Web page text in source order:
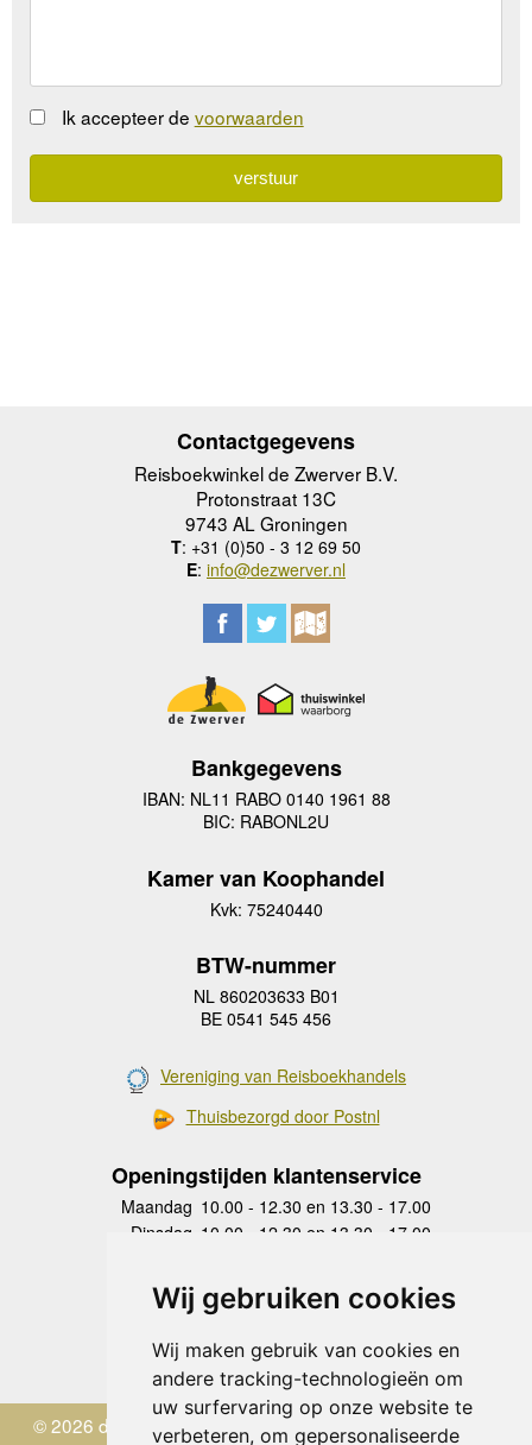
Wij gebruiken cookies
Wij maken gebruik van cookies en
andere tracking-technologieën om
uw surfervaring op onze website te
verbeteren, om gepersonaliseerde
Ik accepteer de voorwaarden
Contactgegevens
Reisboekwinkel de Zwerver B.V.
Protonstraat 13C
9743 AL Groningen
T: +31 (0)50 - 3 12 69 50
E: info@dezwerver.nl
Bankgegevens
IBAN: NL11 RABO 0140 1961 88
BIC: RABONL2U
Kamer van Koophandel
Kvk: 75240440
BTW-nummer
NL 860203633 B01
BE 0541 545 456
Vereniging van Reisboekhandels
Thuisbezorgd door Postnl
Openingstijden klantenservice
Maandag 10.00 - 12.30 en 13.30 - 17.00
Dinsdag 10.00 - 12.30 en 13.30 - 17.00
Donderdag
10.00 - 12.30 en 13.30 - 17.00
Vrijdag 10.00 - 12.30 en 13.30 - 17.00
Zaterdag
gesloten
Zondag gesloten
© 2026 de Zwerver